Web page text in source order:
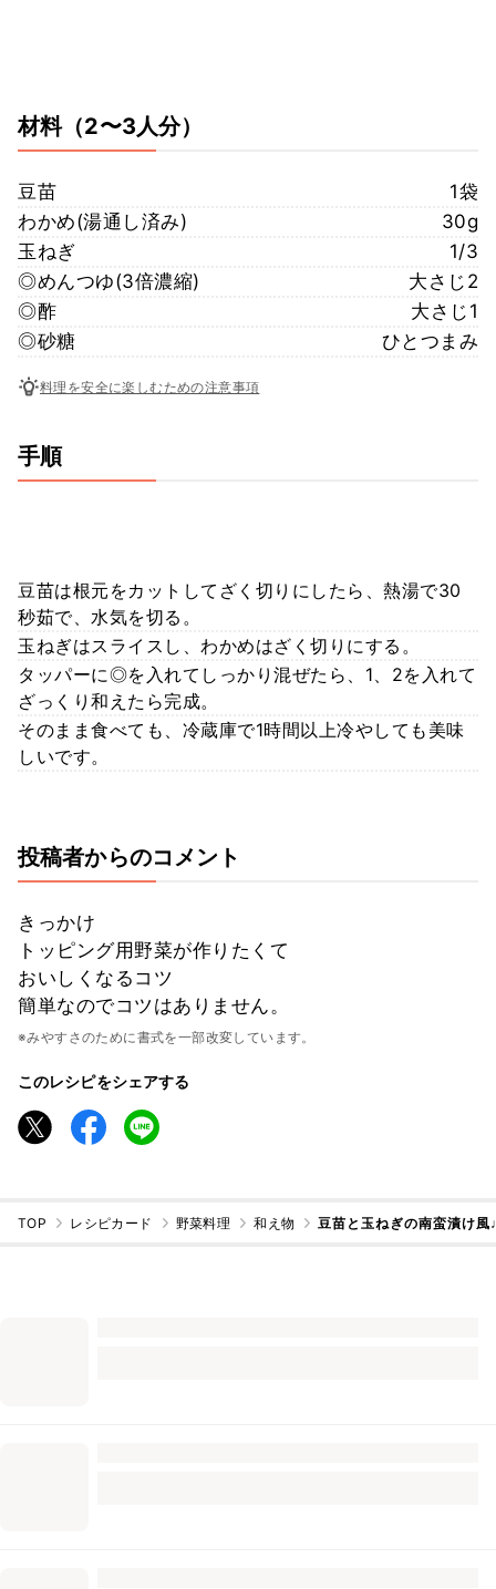
材料（2〜3人分）
豆苗
1袋
わかめ(湯通し済み)
30g
玉ねぎ
1/3
◎めんつゆ(3倍濃縮)
大さじ2
◎酢
大さじ1
◎砂糖
ひとつまみ
料理を安全に楽しむための注意事項
手順
豆苗は根元をカットしてざく切りにしたら、熱湯で30
秒茹で、水気を切る。
玉ねぎはスライスし、わかめはざく切りにする。
タッパーに◎を入れてしっかり混ぜたら、1、2を入れて
ざっくり和えたら完成。
そのまま食べても、冷蔵庫で1時間以上冷やしても美味
しいです。
投稿者からのコメント
きっかけ
トッピング用野菜が作りたくて
おいしくなるコツ
簡単なのでコツはありません。
※みやすさのために書式を一部改変しています。
このレシピをシェアする
TOP レシピカード 野菜料理 和え物 豆苗と玉ねぎの南蛮漬け